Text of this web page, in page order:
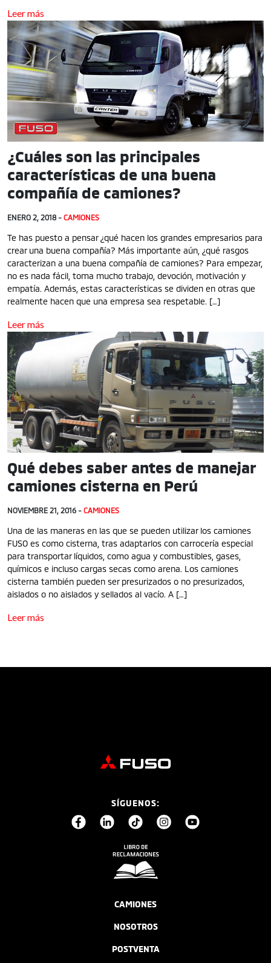
Leer más
¿Cuáles son las principales
características de una buena
compañía de camiones?
ENERO 2, 2018 - CAMIONES
Te has puesto a pensar ¿qué hacen los grandes empresarios para
crear una buena compañía? Más importante aún, ¿qué rasgos
caracterizan a una buena compañía de camiones? Para empezar,
no es nada fácil, toma mucho trabajo, devoción, motivación y
empatía. Además, estas características se dividen en otras que
realmente hacen que una empresa sea respetable. […]
Leer más
Qué debes saber antes de manejar
camiones cisterna en Perú
NOVIEMBRE 21, 2016 - CAMIONES
Una de las maneras en las que se pueden utilizar los camiones
FUSO es como cisterna, tras adaptarlos con carrocería especial
para transportar líquidos, como agua y combustibles, gases,
químicos e incluso cargas secas como arena. Los camiones
cisterna también pueden ser presurizados o no presurizados,
aislados o no aislados y sellados al vacío. A […]
Leer más
SÍGUENOS:
CAMIONES
NOSOTROS
POSTVENTA